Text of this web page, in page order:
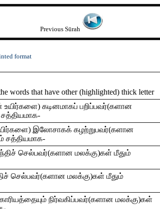
Previous Sūrah
format
words that have other (highlighted) thick letter
உயிர்களை) கடினமாகப் பறிப்பவர்(களான
இலோசாகக் கழற்றுபவர்(களான
சத்தியமாக-
செல்பவர்(களான மலக்கு)கள் மீதும்
செல்பவர்(களான மலக்கு)கள் மீதும்
நிர்வகிப்பவர்(களான மலக்கு)கள்